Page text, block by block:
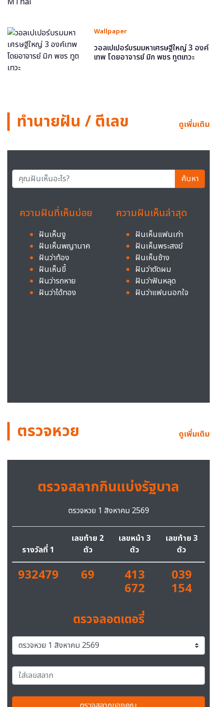
Wallpaper
วอลเปเปอร์บรมมหาเศรษฐีใหญ่ 3 องค์
เทพ โดยอาจารย์ มิก พชร ทูตเทวะ
ทำนายฝัน / ตีเลข ดูเพิ่มเติม
ค้นหา
ความฝันที่เห็นบ่อย
ฝันเห็นงู
ฝันเห็นพญานาค
ฝันว่าท้อง
ฝันเห็นขี้
ฝันว่ารถหาย
ฝันว่าได้ทอง
ความฝันเห็นล่าสุด
ฝันเห็นแฟนเก่า
ฝันเห็นพระสงฆ์
ฝันเห็นช้าง
ฝันว่าตัดผม
ฝันว่าฟันหลุด
ฝันว่าแฟนนอกใจ
ตรวจหวย ดูเพิ่มเติม
ตรวจสลากกินแบ่งรัฐบาล
ตรวจหวย 1 สิงหาคม 2569
รางวัลที่ 1
เลขท้าย 2
ตัว
เลขหน้า 3
ตัว
เลขท้าย 3
ตัว
932479 69 413
672
039
154
ตรวจลอตเตอรี่